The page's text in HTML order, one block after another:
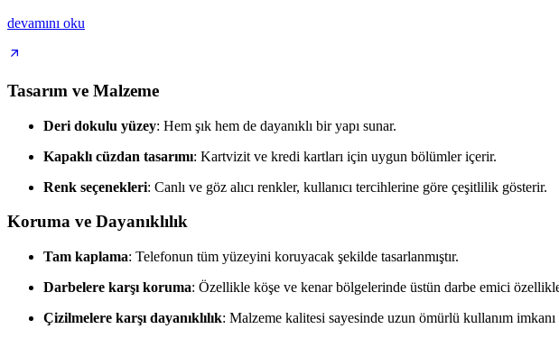
devamını oku
Tasarım ve Malzeme
Deri dokulu yüzey: Hem şık hem de dayanıklı bir yapı sunar.
Kapaklı cüzdan tasarımı: Kartvizit ve kredi kartları için uygun bölümler içerir.
Renk seçenekleri: Canlı ve göz alıcı renkler, kullanıcı tercihlerine göre çeşitlilik gösterir.
Koruma ve Dayanıklılık
Tam kaplama: Telefonun tüm yüzeyini koruyacak şekilde tasarlanmıştır.
Darbelere karşı koruma: Özellikle köşe ve kenar bölgelerinde üstün darbe emici
Çizilmelere karşı dayanıklılık: Malzeme kalitesi sayesinde uzun ömürlü kullanım imkanı